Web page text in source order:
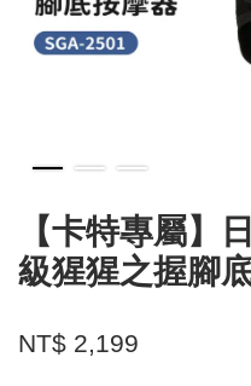
【卡特專屬】
級猩猩之握腳
NT$ 2,199